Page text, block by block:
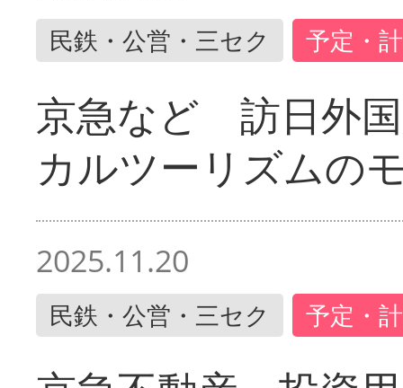
民鉄・公営・三セク 予定・
京急など 訪日外
カルツーリズムの
2025.11.20
民鉄・公営・三セク 予定・